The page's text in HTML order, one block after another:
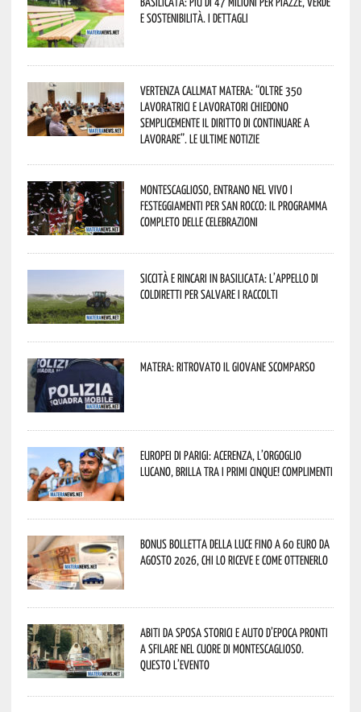
e sostenibilità. I dettagli
Vertenza CallMat Matera: “Oltre 350
lavoratrici e lavoratori chiedono
semplicemente il diritto di continuare a
lavorare”. Le ultime notizie
Montescaglioso, entrano nel vivo i
festeggiamenti per San Rocco: il programma
completo delle celebrazioni
Siccità e rincari in Basilicata: l’appello di
Coldiretti per salvare i raccolti
Matera: ritrovato il giovane scomparso
Europei di Parigi: Acerenza, l’orgoglio
lucano, brilla tra i primi cinque! Complimenti
Bonus bolletta della luce fino a 60 euro da
agosto 2026, chi lo riceve e come ottenerlo
Abiti da sposa storici e auto d’epoca pronti
a sfilare nel cuore di Montescaglioso.
Questo l’evento